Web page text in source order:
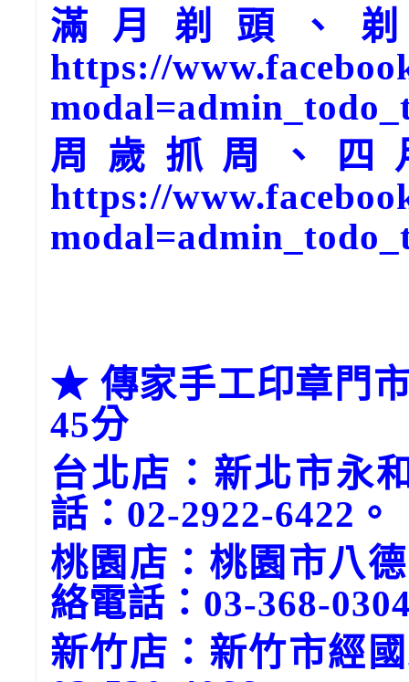
滿月剃頭、
https://
周歲抓周、四
https://
★ 傳家手工印章門
45分
台北店：新北市永
話：02-2922-6422。
桃園店：桃園市八
絡電話：03-368-
新竹店：新竹市經